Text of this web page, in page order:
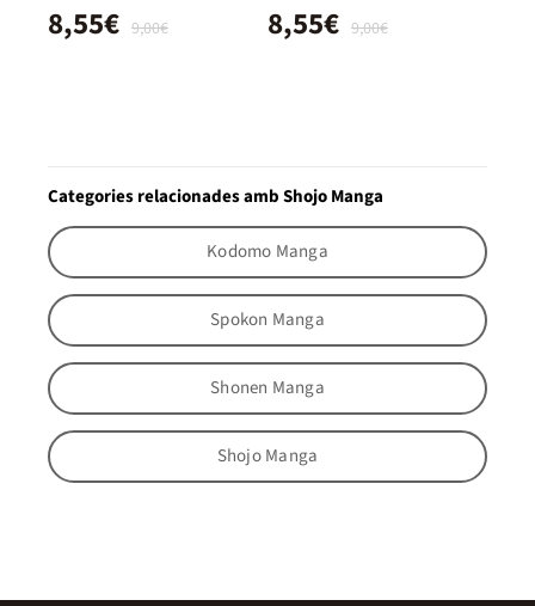
9,00€
8,55€ 9,00€
8,55€
Categories relacionades amb Shojo Manga
Kodomo Manga
Spokon Manga
Shonen Manga
Shojo Manga